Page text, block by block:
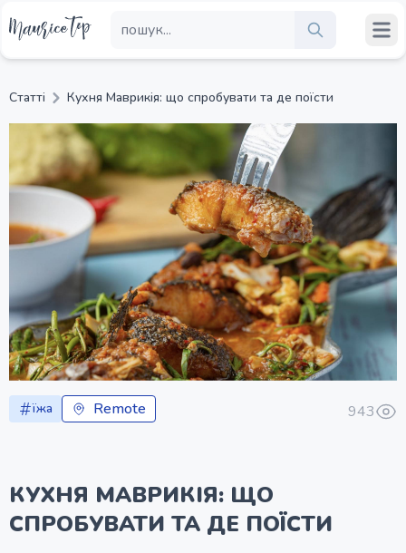
Статті Кухня Маврикія: що спробувати та де поїсти
їжа Remote 943
КУХНЯ МАВРИКІЯ: ЩО
СПРОБУВАТИ ТА ДЕ ПОЇСТИ